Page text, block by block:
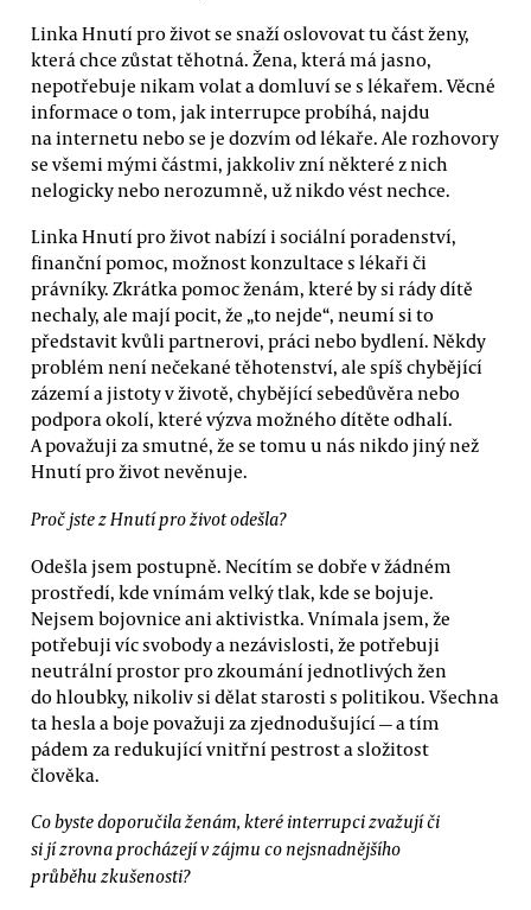
Linka Hnutí pro život se snaží oslovovat tu část ženy,
která chce zůstat těhotná. Žena, která má jasno,
nepotřebuje nikam volat a domluví se s lékařem. Věcné
informace o tom, jak interrupce probíhá, najdu
na internetu nebo se je dozvím od lékaře. Ale rozhovory
se všemi mými částmi, jakkoliv zní některé z nich
nelogicky nebo nerozumně, už nikdo vést nechce.
Linka Hnutí pro život nabízí i sociální poradenství,
finanční pomoc, možnost konzultace s lékaři či
právníky. Zkrátka pomoc ženám, které by si rády dítě
nechaly, ale mají pocit, že „to nejde“, neumí si to
představit kvůli partnerovi, práci nebo bydlení. Někdy
problém není nečekané těhotenství, ale spíš chybějící
zázemí a jistoty v životě, chybějící sebedůvěra nebo
podpora okolí, které výzva možného dítěte odhalí.
A považuji za smutné, že se tomu u nás nikdo jiný než
Hnutí pro život nevěnuje.
Proč jste z Hnutí pro život odešla?
Odešla jsem postupně. Necítím se dobře v žádném
prostředí, kde vnímám velký tlak, kde se bojuje.
Nejsem bojovnice ani aktivistka. Vnímala jsem, že
potřebuji víc svobody a nezávislosti, že potřebuji
neutrální prostor pro zkoumání jednotlivých žen
do hloubky, nikoliv si dělat starosti s politikou. Všechna
ta hesla a boje považuji za zjednodušující — a tím
pádem za redukující vnitřní pestrost a složitost
člověka.
Co byste doporučila ženám, které interrupci zvažují či
si jí zrovna procházejí v zájmu co nejsnadnějšího
průběhu zkušenosti?